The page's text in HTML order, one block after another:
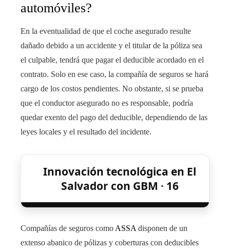
automóviles?
En la eventualidad de que el coche asegurado resulte
dañado debido a un accidente y el titular de la póliza sea
el culpable, tendrá que pagar el deducible acordado en el
contrato. Solo en ese caso, la compañía de seguros se hará
cargo de los costos pendientes. No obstante, si se prueba
que el conductor asegurado no es responsable, podría
quedar exento del pago del deducible, dependiendo de las
leyes locales y el resultado del incidente.
Innovación tecnológica en El
Salvador con GBM · 16
Compañías de seguros comoASSAdisponen de un
extenso abanico de pólizas y coberturas con deducibles